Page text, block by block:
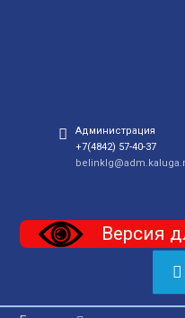
Администрация
+7(4842) 57-40-37
Версия